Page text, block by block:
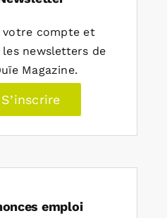
votre compte et
les newsletters de
Magazine.
S’inscrire
emploi